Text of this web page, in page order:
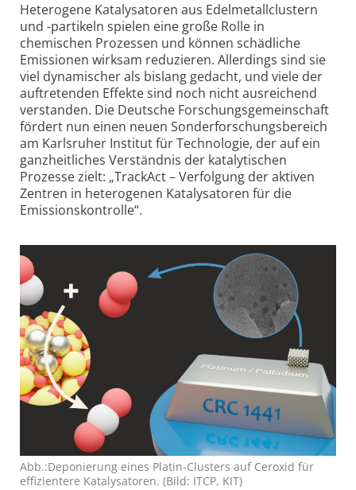
Heterogene Kata­lysatoren aus Edelmetall­clustern
und -partikeln spielen eine große Rolle in
chemischen Prozessen und können schädliche
Emissionen wirksam reduzieren. Allerdings sind sie
viel dynamischer als bislang gedacht, und viele der
auftretenden Effekte sind noch nicht ausreichend
verstanden. Die Deutsche Forschungs­gemeinschaft
fördert nun einen neuen Sonderforschungs­bereich
am Karlsruher Institut für Technologie, der auf ein
ganzheitliches Verständnis der katalytischen
Prozesse zielt: „TrackAct – Verfolgung der aktiven
Zentren in heterogenen Kata­lysatoren für die
Emissions­kontrolle“.
Abb.:Depo­nierung eines Platin-Clusters auf Ceroxid für
effi­zientere Kata­lysatoren. (Bild: ITCP, KIT)